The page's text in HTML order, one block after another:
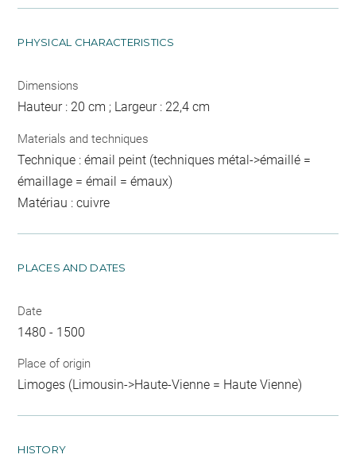
PHYSICAL CHARACTERISTICS
Dimensions
Hauteur : 20 cm ; Largeur : 22,4 cm
Materials and techniques
Technique : émail peint (techniques métal->émaillé =
émaillage = émail = émaux)
Matériau : cuivre
PLACES AND DATES
Date
1480 - 1500
Place of origin
Limoges (Limousin->Haute-Vienne = Haute Vienne)
HISTORY